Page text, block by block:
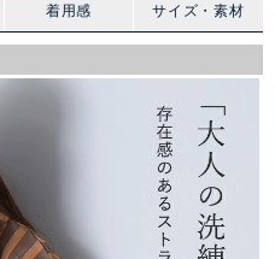
着用感 サイズ・素材